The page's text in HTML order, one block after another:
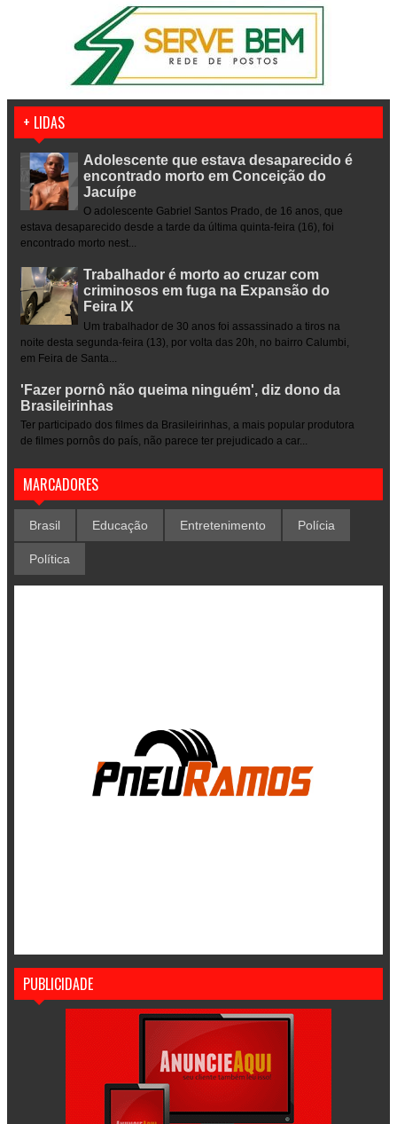
+ LIDAS
Adolescente que estava desaparecido é
encontrado morto em Conceição do
Jacuípe
O adolescente Gabriel Santos Prado, de 16 anos, que
estava desaparecido desde a tarde da última quinta-feira (16), foi
encontrado morto nest...
Trabalhador é morto ao cruzar com
criminosos em fuga na Expansão do
Feira IX
Um trabalhador de 30 anos foi assassinado a tiros na
noite desta segunda-feira (13), por volta das 20h, no bairro Calumbi,
em Feira de Santa...
'Fazer pornô não queima ninguém', diz dono da
Brasileirinhas
Ter participado dos filmes da Brasileirinhas, a mais popular produtora
de filmes pornôs do país, não parece ter prejudicado a car...
MARCADORES
Brasil Educação Entretenimento Polícia
Política
PUBLICIDADE